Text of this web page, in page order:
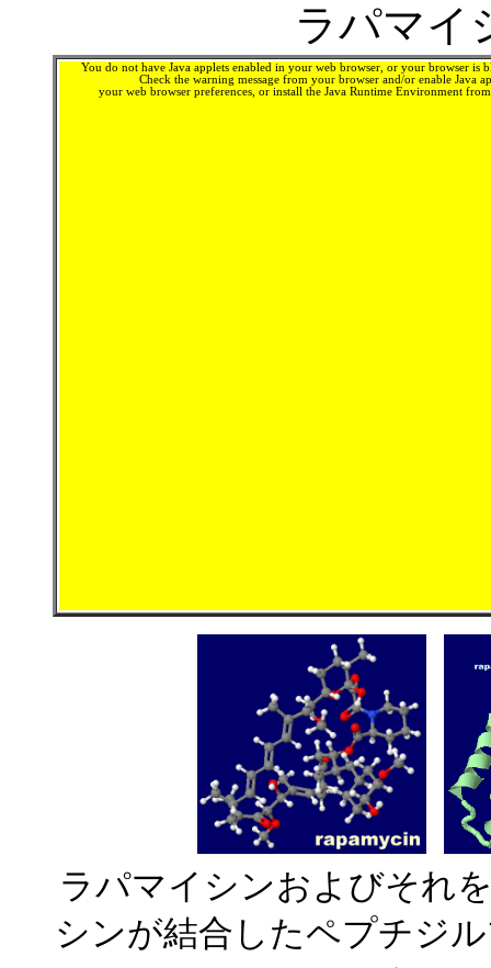
ラパマイ
You do not have Java applets enabled in your web browser, or your browser is
Check the warning message from your browser and/or enable Java
your web browser preferences, or install the Java Runtime Environment
ラパマイシンおよびそれ
シンが結合したペプチジ